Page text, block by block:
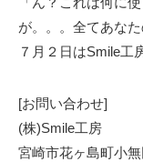
が。。。全てあな
７月２日はSmile工
[お問い合わせ]
(株)Smile工房
宮崎市花ヶ島町小